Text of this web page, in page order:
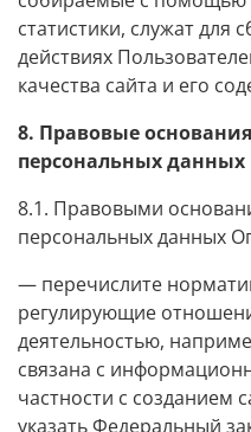
статистики, служат для
действиях
качества сайта и его
8. Правовые
персональных данных
8.1. Правовыми
персональных данных
— перечислите
регулирующие
деятельностью,
связана с
частности с созданием
указать Федеральный